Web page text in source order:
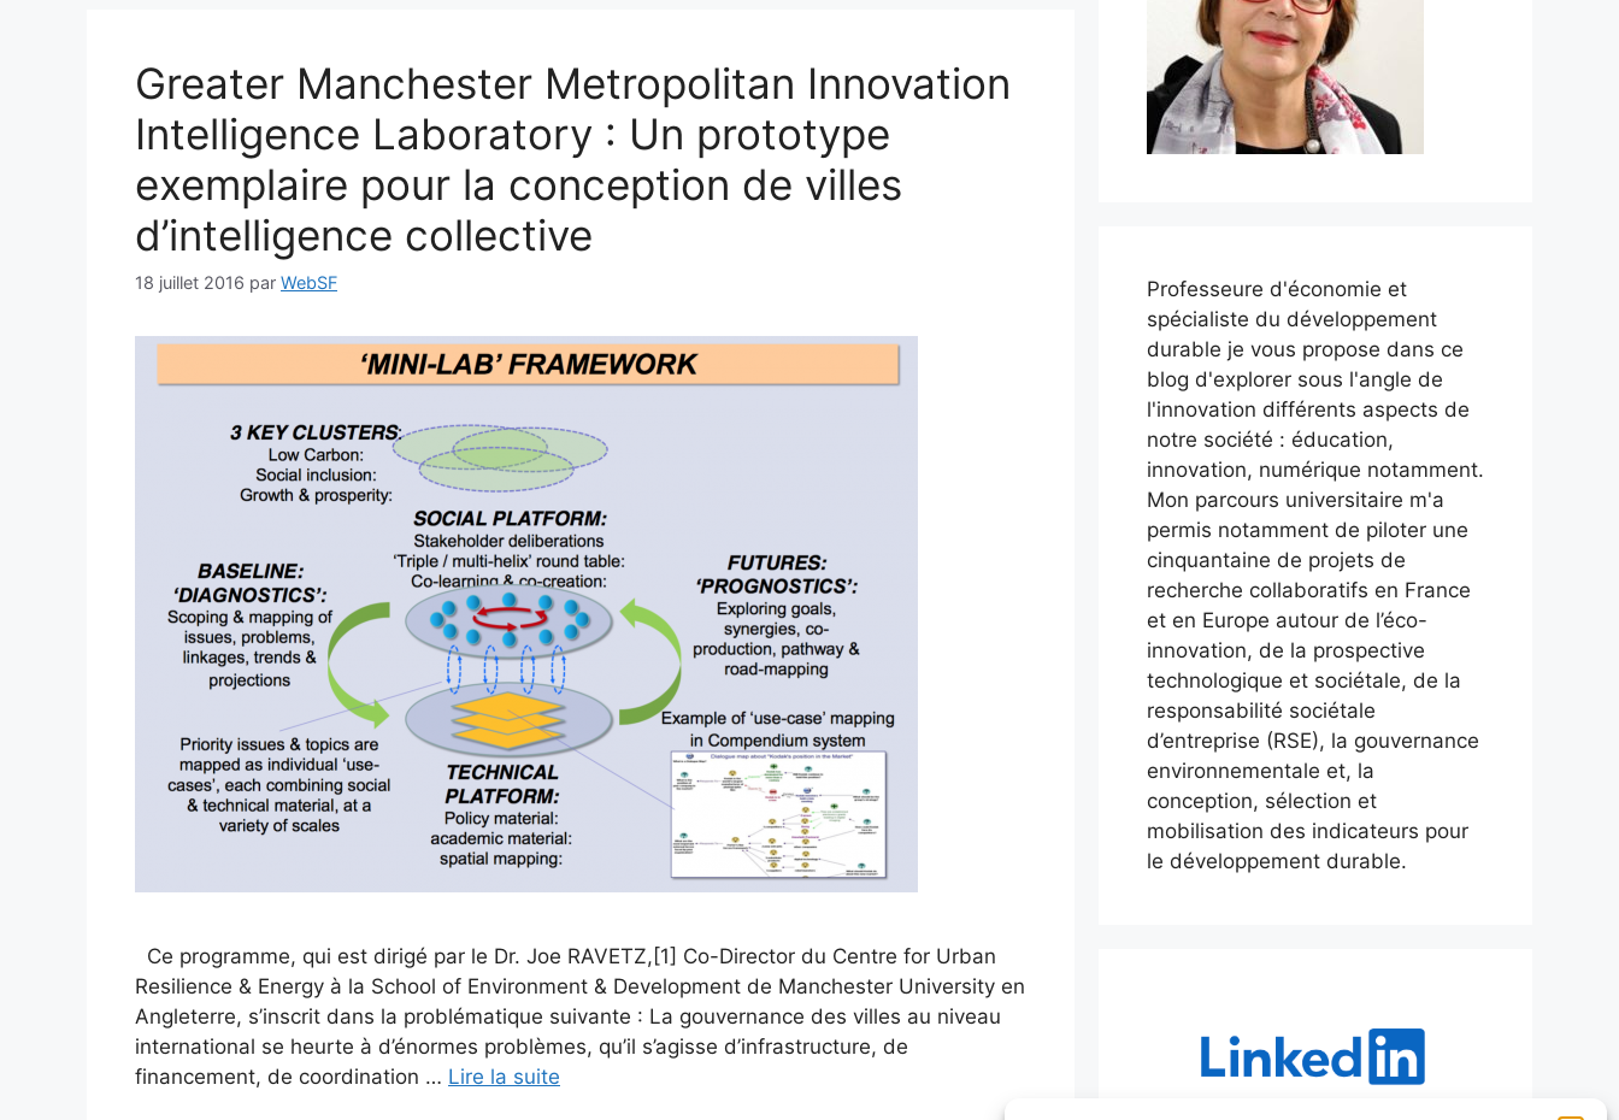
Greater Manchester Metropolitan Innovation
Intelligence Laboratory : Un prototype
exemplaire pour la conception de villes
d’intelligence collective
18 juillet 2016 par WebSF
Ce programme, qui est dirigé par le Dr. Joe RAVETZ,[1] Co-Director du Centre for Urban
Resilience & Energy à la School of Environment & Development de Manchester University en
Angleterre, s’inscrit dans la problématique suivante : La gouvernance des villes au niveau
international se heurte à d’énormes problèmes, qu’il s’agisse d’infrastructure, de
financement, de coordination … Lire la suite
Professeure d'économie et
spécialiste du développement
durable je vous propose dans ce
blog d'explorer sous l'angle de
l'innovation différents aspects de
notre société : éducation,
innovation, numérique notamment.
Mon parcours universitaire m'a
permis notamment de piloter une
cinquantaine de projets de
recherche collaboratifs en France
et en Europe autour de l’éco-
innovation, de la prospective
technologique et sociétale, de la
responsabilité sociétale
d’entreprise (RSE), la gouvernance
environnementale et, la
conception, sélection et
mobilisation des indicateurs pour
le développement durable.